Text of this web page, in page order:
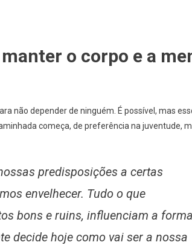
o corpo e a
não depender de ninguém. É possível, mas
começa, de preferência na juventude,
predisposições a certas
envelhecer. Tudo o que
bons e ruins, influenciam a forma
decide hoje como vai ser a nossa